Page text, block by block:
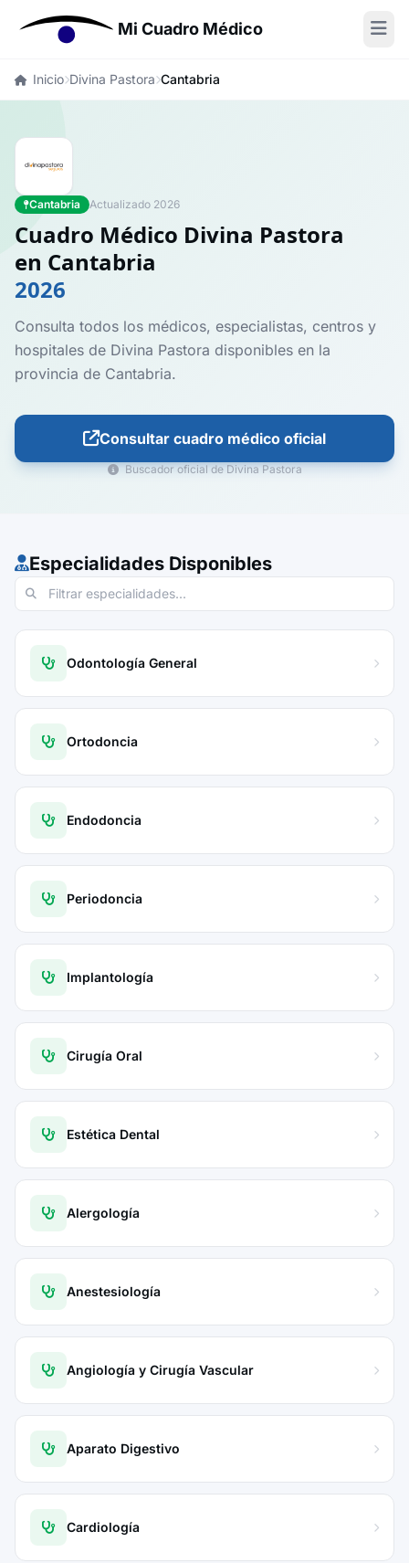
Mi Cuadro Médico
Inicio Divina Pastora Cantabria
Cantabria Actualizado 2026
Cuadro Médico Divina Pastora
en Cantabria
2026
Consulta todos los médicos, especialistas, centros y
hospitales de Divina Pastora disponibles en la
provincia de Cantabria.
Consultar cuadro médico oficial
Buscador oficial de Divina Pastora
Especialidades Disponibles
Odontología General
Ortodoncia
Endodoncia
Periodoncia
Implantología
Cirugía Oral
Estética Dental
Alergología
Anestesiología
Angiología y Cirugía Vascular
Aparato Digestivo
Cardiología